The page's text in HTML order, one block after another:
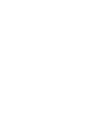
ceně zájezdu "last minute"
byla.Při příletu na Lanzarote v
má na tomto místě pevný
u kterého se mačkalo cca
obtížné zásupce CK